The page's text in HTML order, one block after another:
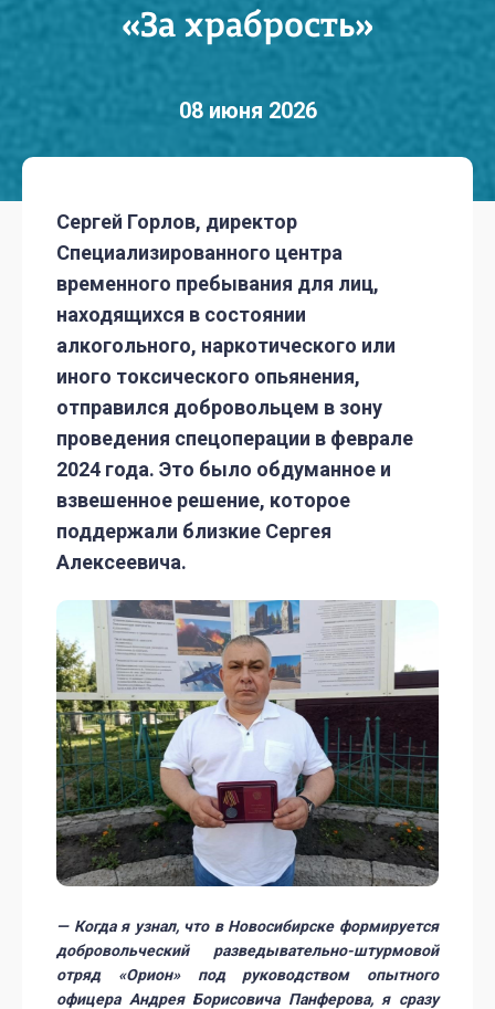
«За храбрость»
08 июня 2026
Сергей Горлов, директор
Специализированного центра
временного пребывания для лиц,
находящихся в состоянии
алкогольного, наркотического или
иного токсического опьянения,
отправился добровольцем в зону
проведения спецоперации в феврале
2024 года. Это было обдуманное и
взвешенное решение, которое
поддержали близкие Сергея
Алексеевича.
— Когда я узнал, что в Новосибирске формируется
добровольческий разведывательно-штурмовой
отряд «Орион» под руководством опытного
офицера Андрея Борисовича Панферова, я сразу